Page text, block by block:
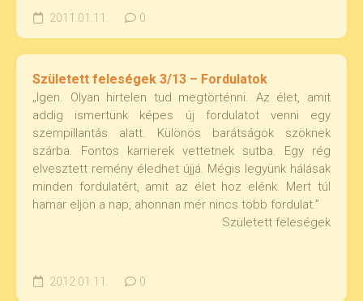
2011.01.11. 0
Született feleségek 3/13 – Fordulatok
„Igen. Olyan hirtelen tud megtörténni. Az élet, amit
addig ismertünk képes új fordulatot venni egy
szempillantás alatt. Különös barátságok szöknek
szárba. Fontos karrierek vettetnek sutba. Egy rég
elvesztett remény éledhet újjá. Mégis legyünk hálásak
minden fordulatért, amit az élet hoz elénk. Mert túl
hamar eljön a nap, ahonnan mér nincs több fordulat.”
Született feleségek
2012.01.11. 0